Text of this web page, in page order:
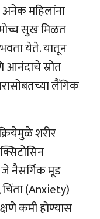
महिलांना
सुख मिळत
येते. यातून
आनंदाचे स्रोत
लैंगिक
शरीर
जे नैसर्गिक मूड
(Anxiety)
कमी होण्यास